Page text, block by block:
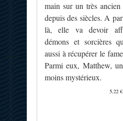
main sur un très
depuis des siècles. A
là, elle va devoir
démons et sorcières
aussi à récupérer le
Parmi eux, Matthew,
moins mystérieux.
5,22 €